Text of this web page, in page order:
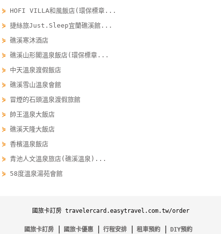
Line
線
上
服
利
查
詢
訂
房
⋟ HOFI VILLA和風飯店(環保標章...
⋟捷絲旅Just.Sleep宜蘭礁溪館...
⋟礁溪寒沐酒店
⋟礁溪山形閣溫泉飯店(環保標章...
⋟ 中天溫泉渡假飯店
⋟礁溪雪山溫泉會館
⋟ 冒煙的石頭溫泉渡假旅館
⋟ 帥王溫泉大飯店
⋟礁溪天隆大飯店
⋟香檳溫泉飯店
⋟青池人文溫泉旅店(礁溪溫泉)...
⋟ 58度溫泉湯苑會館
國旅卡訂房 travelercard.easytravel.com.tw/order
國旅卡訂房 國旅卡優惠 行程安排 租車預約 DIY預約